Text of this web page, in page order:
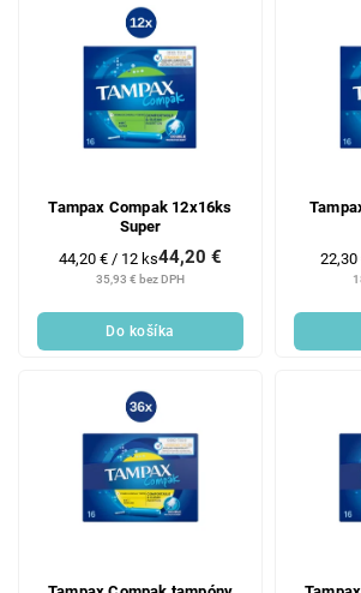
Tampax Compak 12x16ks
Super
35,93 € bez DPH
44,20 €
Jednotková
44,20 € / 12 ks
Do košíka
cena: